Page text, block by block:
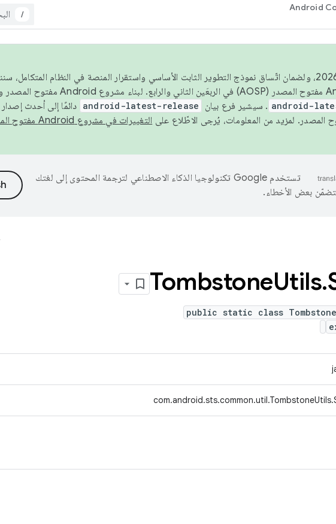
Android
/
اعتبارًا من عام 2026، ولضمان اتّساق نموذج التطوير الثابت الأساسي واستقرار المنصة في النظام
android- . سيشير فرع بيان android-latest-release دائمًا إلى أحدث
التغييرات في مشروع Android مفتوح المصدر
تستخدم Google تكنولوجيا الذكاء الاصطناعي لترجمة المحتوى إلى لغتك
بعض الأخطاء.
TombstoneUtils.
public static class